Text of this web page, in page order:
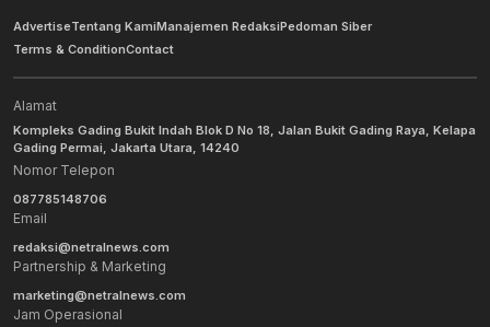
AdvertiseTentang KamiManajemen RedaksiPedoman Siber
Terms & ConditionContact
Alamat
Kompleks Gading Bukit Indah Blok D No 18, Jalan Bukit Gading Raya, Kelapa
Gading Permai, Jakarta Utara, 14240
Nomor Telepon
087785148706
Email
redaksi@netralnews.com
Partnership & Marketing
marketing@netralnews.com
Jam Operasional